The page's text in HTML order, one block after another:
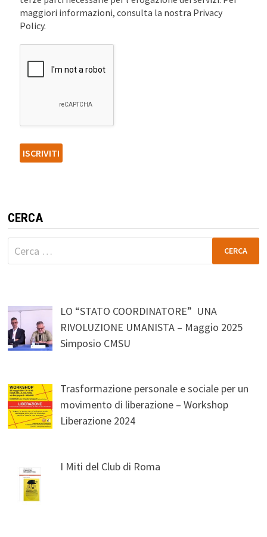
maggiori informazioni, consulta la nostra Privacy
Policy.
CERCA
Ricerca
per:
LO “STATO COORDINATORE” UNA
RIVOLUZIONE UMANISTA – Maggio 2025
Simposio CMSU
Trasformazione personale e sociale per un
movimento di liberazione – Workshop
Liberazione 2024
I Miti del Club di Roma